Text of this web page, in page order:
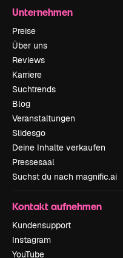
Unternehmen
Preise
Über uns
Reviews
Karriere
Suchtrends
Blog
Veranstaltungen
Slidesgo
Deine Inhalte verkaufen
Pressesaal
Suchst du nach magnific.ai
Kontakt aufnehmen
Kundensupport
Instagram
YouTube